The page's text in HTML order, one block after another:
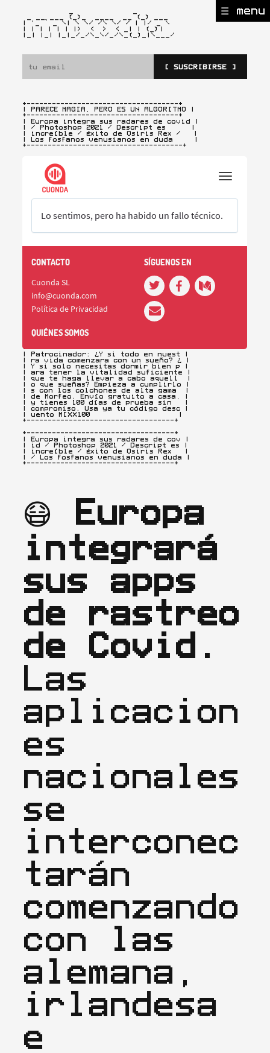
☰ menu
| '_ ` _ \| \ \/ /\ \/ / | |/ _ \
| | | | | | |>  <  >  < _| | (_)
|_| |_| |_|_/_/\_\/_/\_(_)_|\___/
[ SUSCRIBIRSE ]
+------------------------------------+
| PARECE MAGIA, PERO ES UN ALGORITMO |
+------------------------------------+
| Europa integra sus radares de covid |
| / Photoshop 2021 / Descript es      |
| increíble / Éxito de Osiris Rex /   |
| Los fosfanos venusianos en duda     |
+-------------------------------------+
+-----------------------------------+
| Patrocinador: ¿Y si todo en nuest |
| ra vida comenzara con un sueño? ¿ |
| Y si solo necesitas dormir bien p |
| ara tener la vitalidad suficiente |
| que te haga llevar a cabo aquell  |
| o que sueñas? Empieza a cumplirlo |
| s con los colchones de alta gama  |
| de Morfeo. Envío gratuito a casa, |
| y tienes 100 días de prueba sin   |
| compromiso. Usa ya tu código desc |
| uento MIXX100                     |
+-----------------------------------+
+-----------------------------------+
| Europa integra sus radares de cov |
| id / Photoshop 2021 / Descript es |
| increíble / Éxito de Osiris Rex   |
| / Los fosfanos venusianos en duda |
+-----------------------------------+
😷
Europa
integrará
sus apps
de rastreo
de Covid.
Las
aplicacion
es
nacionales
se
interconec
tarán
comenzando
con las
alemana,
irlandesa
e